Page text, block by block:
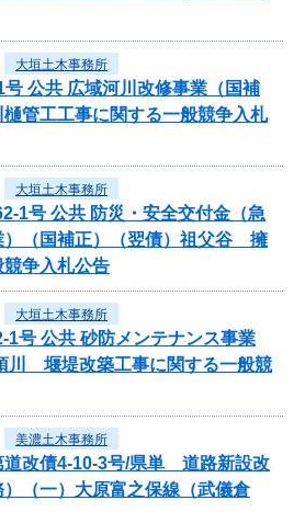
大垣土木事務所
公共 広域河川改修事業（国補
管工工事に関する一般競争入札
大垣土木事務所
1号 公共 防災・安全交付金（急
）（国補正）（翌債）祖父谷 擁
争入札公告
大垣土木事務所
1号 公共 砂防メンテナンス事業
堰堤改築工事に関する一般競
美濃土木事務所
道改債4-10-3号/県単 道路新設改
）（一）大原富之保線（武儀倉